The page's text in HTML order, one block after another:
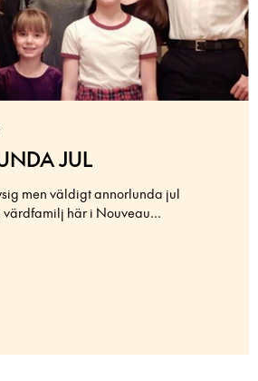
JUL
men väldigt annorlunda jul
här i Nouveau...